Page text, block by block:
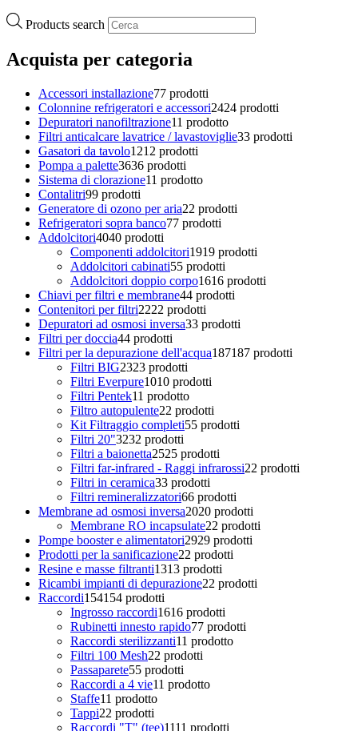
Products search
Acquista per categoria
Accessori installazione77 prodotti
Colonnine refrigeratori e accessori2424 prodotti
Depuratori nanofiltrazione11 prodotto
Filtri anticalcare lavatrice / lavastoviglie33 prodotti
Gasatori da tavolo1212 prodotti
Pompa a palette3636 prodotti
Sistema di clorazione11 prodotto
Contalitri99 prodotti
Generatore di ozono per aria22 prodotti
Refrigeratori sopra banco77 prodotti
Addolcitori4040 prodotti
Componenti addolcitori1919 prodotti
Addolcitori cabinati55 prodotti
Addolcitori doppio corpo1616 prodotti
Chiavi per filtri e membrane44 prodotti
Contenitori per filtri2222 prodotti
Depuratori ad osmosi inversa33 prodotti
Filtri per doccia44 prodotti
Filtri per la depurazione dell'acqua187187 prodotti
Filtri BIG2323 prodotti
Filtri Everpure1010 prodotti
Filtri Pentek11 prodotto
Filtro autopulente22 prodotti
Kit Filtraggio completi55 prodotti
Filtri 20"3232 prodotti
Filtri a baionetta2525 prodotti
Filtri far-infrared - Raggi infrarossi22 prodotti
Filtri in ceramica33 prodotti
Filtri remineralizzatori66 prodotti
Membrane ad osmosi inversa2020 prodotti
Membrane RO incapsulate22 prodotti
Pompe booster e alimentatori2929 prodotti
Prodotti per la sanificazione22 prodotti
Resine e masse filtranti1313 prodotti
Ricambi impianti di depurazione22 prodotti
Raccordi154154 prodotti
Ingrosso raccordi1616 prodotti
Rubinetti innesto rapido77 prodotti
Raccordi sterilizzanti11 prodotto
Filtri 100 Mesh22 prodotti
Passaparete55 prodotti
Raccordi a 4 vie11 prodotto
Staffe11 prodotto
Tappi22 prodotti
Raccordi "T" (tee)1111 prodotti